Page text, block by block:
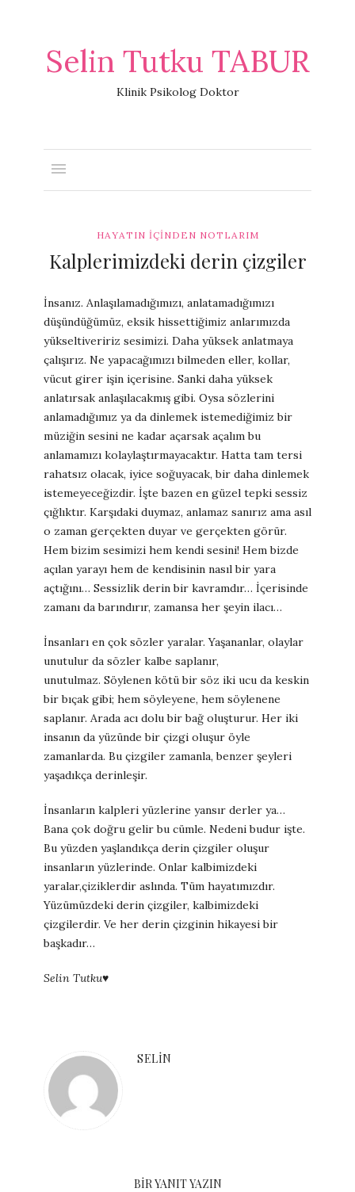
Selin Tutku TABUR
Klinik Psikolog Doktor
HAYATIN İÇINDEN NOTLARIM
Kalplerimizdeki derin çizgiler
İnsanız. Anlaşılamadığımızı, anlatamadığımızı
düşündüğümüz, eksik hissettiğimiz anlarımızda
yükseltiveririz sesimizi. Daha yüksek anlatmaya
çalışırız. Ne yapacağımızı bilmeden eller, kollar,
vücut girer işin içerisine. Sanki daha yüksek
anlatırsak anlaşılacakmış gibi. Oysa sözlerini
anlamadığımız ya da dinlemek istemediğimiz bir
müziğin sesini ne kadar açarsak açalım bu
anlamamızı kolaylaştırmayacaktır. Hatta tam tersi
rahatsız olacak, iyice soğuyacak, bir daha dinlemek
istemeyeceğizdir. İşte bazen en güzel tepki sessiz
çığlıktır. Karşıdaki duymaz, anlamaz sanırız ama asıl
o zaman gerçekten duyar ve gerçekten görür.
Hem bizim sesimizi hem kendi sesini! Hem bizde
açılan yarayı hem de kendisinin nasıl bir yara
açtığını… Sessizlik derin bir kavramdır… İçerisinde
zamanı da barındırır, zamansa her şeyin ilacı…
İnsanları en çok sözler yaralar. Yaşananlar, olaylar
unutulur da sözler kalbe saplanır,
unutulmaz. Söylenen kötü bir söz iki ucu da keskin
bir bıçak gibi; hem söyleyene, hem söylenene
saplanır. Arada acı dolu bir bağ oluşturur. Her iki
insanın da yüzünde bir çizgi oluşur öyle
zamanlarda. Bu çizgiler zamanla, benzer şeyleri
yaşadıkça derinleşir.
İnsanların kalpleri yüzlerine yansır derler ya…
Bana çok doğru gelir bu cümle. Nedeni budur işte.
Bu yüzden yaşlandıkça derin çizgiler oluşur
insanların yüzlerinde. Onlar kalbimizdeki
yaralar,çiziklerdir aslında. Tüm hayatımızdır.
Yüzümüzdeki derin çizgiler, kalbimizdeki
çizgilerdir. Ve her derin çizginin hikayesi bir
başkadır…
Selin Tutku♥️
SELIN
BIR YANIT YAZIN